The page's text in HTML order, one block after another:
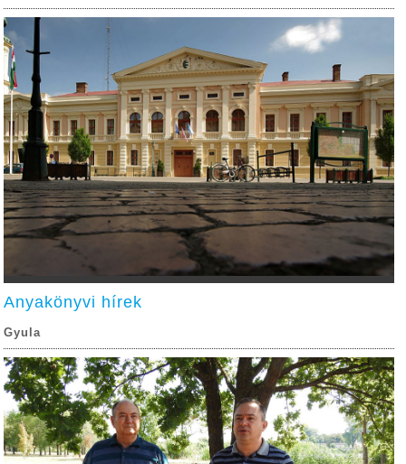
Anyakönyvi hírek
Gyula